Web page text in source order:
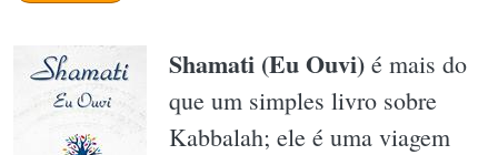
Shamati (Eu Ouvi) é mais do
que um simples livro sobre
Kabbalah; ele é uma viagem